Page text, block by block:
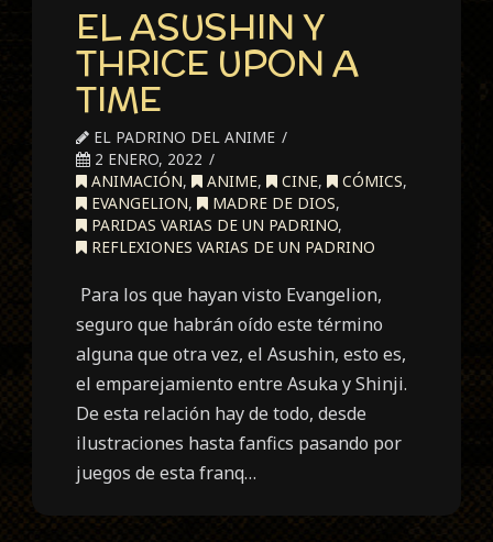
EL ASUSHIN Y
THRICE UPON A
TIME
EL PADRINO DEL ANIME
2 ENERO, 2022
ANIMACIÓN, ANIME, CINE, CÓMICS,
EVANGELION, MADRE DE DIOS,
PARIDAS VARIAS DE UN PADRINO,
REFLEXIONES VARIAS DE UN PADRINO
Para los que hayan visto Evangelion,
seguro que habrán oído este término
alguna que otra vez, el Asushin, esto es,
el emparejamiento entre Asuka y Shinji.
De esta relación hay de todo, desde
ilustraciones hasta fanfics pasando por
juegos de esta franq…